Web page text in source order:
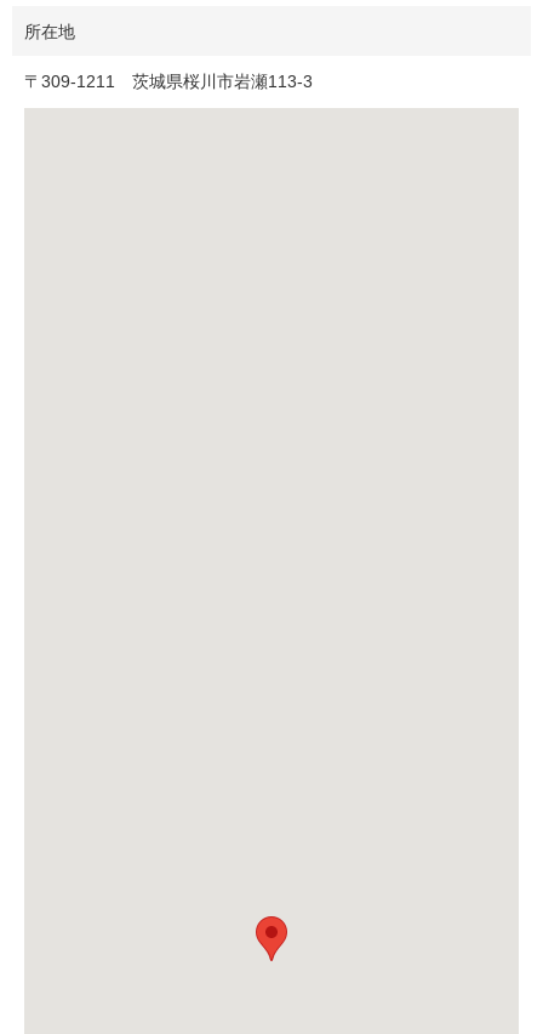
所在地
〒 309-1211 茨城県桜川市岩瀬113-3